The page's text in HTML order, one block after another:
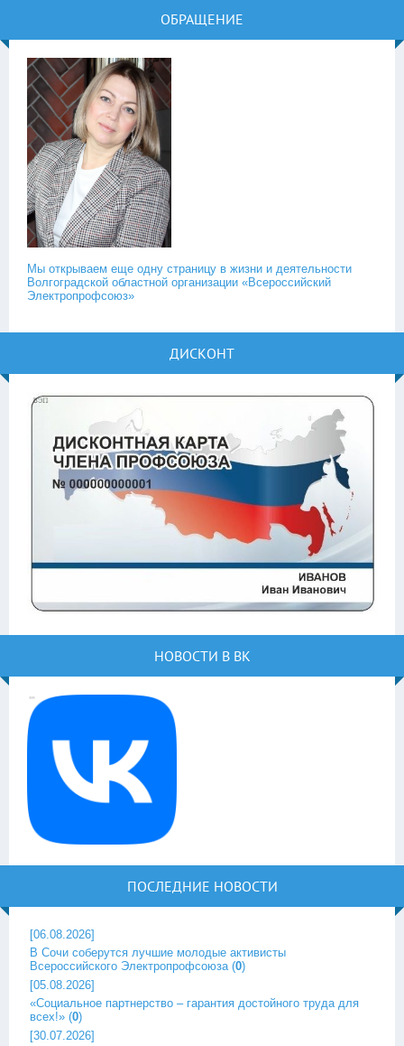
ОБРАЩЕНИЕ
Мы открываем еще одну страницу в жизни и деятельности
Волгоградской областной организации «Всероссийский
Электропрофсоюз»
ДИСКОНТ
НОВОСТИ В ВК
ПОСЛЕДНИЕ НОВОСТИ
[06.08.2026]
В Сочи соберутся лучшие молодые активисты
Всероссийского Электропрофсоюза (0)
[05.08.2026]
«Социальное партнерство – гарантия достойного труда для
всех!» (0)
[30.07.2026]